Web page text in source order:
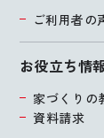
ご利用者の
お役立ち情
家づくりの
資料請求